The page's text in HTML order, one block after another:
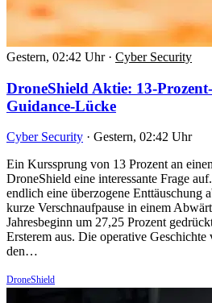
Gestern, 02:42 Uhr · Cyber Security
DroneShield Aktie: 13-
Guidance-Lücke
Cyber Security · Gestern, 02:42 Uhr
Ein Kurssprung von 13 Prozent an
DroneShield eine interessante Frage
endlich eine überzogene Enttäuschung
kurze Verschnaufpause in einem
Jahresbeginn um 27,25 Prozent
Ersterem aus. Die operative
den…
DroneShield